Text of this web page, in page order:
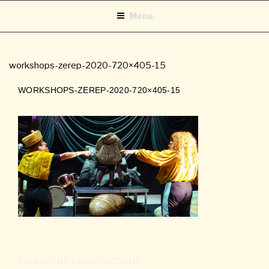
contenu
Menu
workshops-zerep-2020-720×405-15
WORKSHOPS-ZEREP-2020-720×405-15